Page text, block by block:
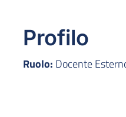
Profilo
Ruolo: Docente